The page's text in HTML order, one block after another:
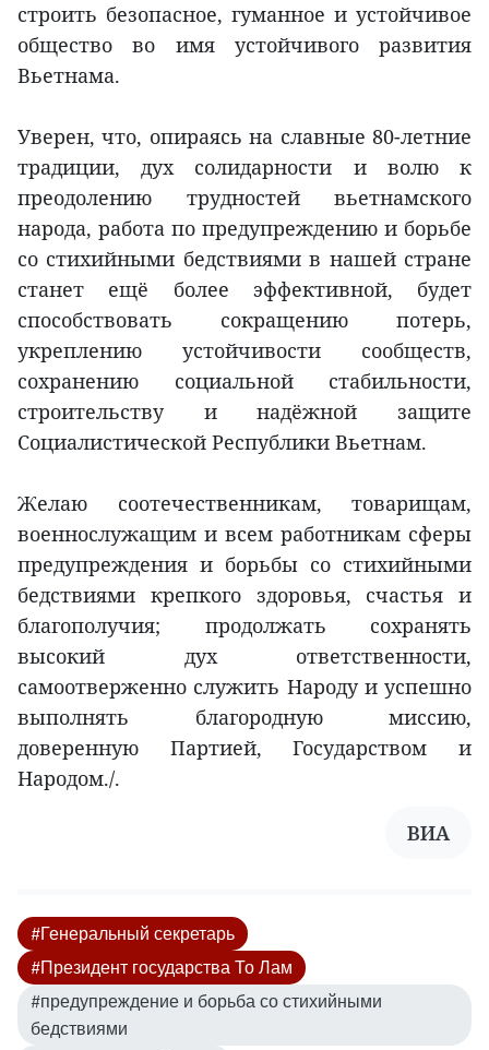
строить безопасное, гуманное и устойчивое
общество во имя устойчивого развития
Вьетнама.
Уверен, что, опираясь на славные 80-летние
традиции, дух солидарности и волю к
преодолению трудностей вьетнамского
народа, работа по предупреждению и борьбе
со стихийными бедствиями в нашей стране
станет ещё более эффективной, будет
способствовать сокращению потерь,
укреплению устойчивости сообществ,
сохранению социальной стабильности,
строительству и надёжной защите
Социалистической Республики Вьетнам.
Желаю соотечественникам, товарищам,
военнослужащим и всем работникам сферы
предупреждения и борьбы со стихийными
бедствиями крепкого здоровья, счастья и
благополучия; продолжать сохранять
высокий дух ответственности,
самоотверженно служить Народу и успешно
выполнять благородную миссию,
доверенную Партией, Государством и
Народом./.
ВИА
#Генеральный секретарь
#Президент государства То Лам
#предупреждение и борьба со стихийными
бедствиями